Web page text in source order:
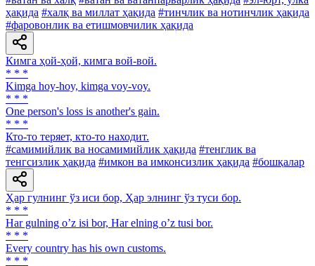
ҳақида #халқ ва миллат ҳақида #тинчлик ва нотинчлик ҳақида
#фаровонлик ва етишмовчилик ҳақида
Кимга ҳой-ҳой, кимга вой-вой.
* * *
Kimga hoy-hoy, kimga voy-voy.
* * *
One person's loss is another's gain.
* * *
Кто-то теряет, кто-то находит.
#самимийлик ва носамимийлик ҳақида #тенглик ва
тенгсизлик ҳақида #имкон ва имконсизлик ҳақида #бошқалар
Ҳар гулнинг ўз иси бор, Ҳар элнинг ўз туси бор.
* * *
Har gulning oʼz isi bor, Har elning oʼz tusi bor.
* * *
Every country has his own customs.
* * *